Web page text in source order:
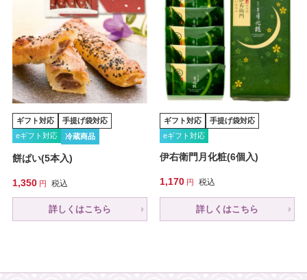
ギフト対応
手提げ袋対応
eギフト対応
冷蔵商品
餅ぱい(5本入)
1,350 税込
詳しくはこちら
ギフト対応
手提げ袋対応
eギフト対応
伊右衛門月化粧(6個入)
1,170 税込
詳しくはこちら